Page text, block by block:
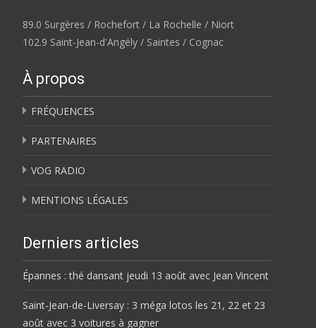
89.0 Surgères / Rochefort / La Rochelle / Niort
102.9 Saint-Jean-d'Angély / Saintes / Cognac
À propos
FRÉQUENCES
PARTENAIRES
VOG RADIO
MENTIONS LÉGALES
Derniers articles
Épannes : thé dansant jeudi 13 août avec Jean Vincent
Saint-Jean-de-Liversay : 3 méga lotos les 21, 22 et 23
août avec 3 voitures à gagner